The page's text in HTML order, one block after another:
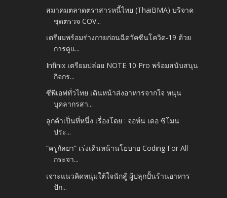
สมาคมตลาดตราสารหนี้ไทย (ThaiBMA) บริจาค
ชุดตรวจ COV...
เตรียมพร้อมร่างกายก่อนฉีดวัคซีนโควิด-19 ด้วย
การดูแ...
Infinix เตรียมปล่อย NOTE 10 Pro พร้อมสนับสนุน
กิจกร...
ซีพีเอฟทั่วไทย เดินหน้าส่งอาหารจากใจ หนุน
บุคลากรสา...
ลูกค้าเป็นที่หนึ่ง เรื่องโดย : จอห์น เดอ ซิโมน
ประ...
“ครูกัลยา” เร่งเดินหน้านโยบาย Coding For All
กระจา...
เจาะแนวคิดหนุ่มใต้ใจนักสู้ ผู้ปลุกปั้นร้านอาหาร
ปัก...